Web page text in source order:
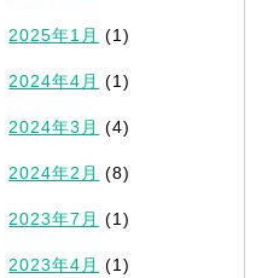
2025年1月 (1)
2024年4月 (1)
2024年3月 (4)
2024年2月 (8)
2023年7月 (1)
2023年4月 (1)